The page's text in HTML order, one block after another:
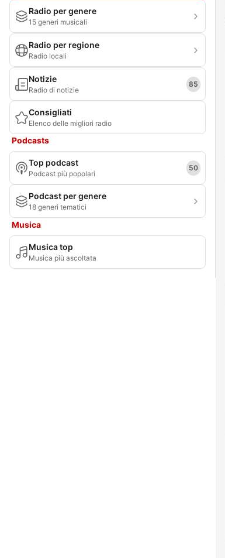
Radio per genere
15 generi musicali
Radio per regione
Radio locali
Notizie
Radio di notizie
85
Consigliati
Elenco delle migliori radio
Podcasts
Top podcast
Podcast più popolari
50
Podcast per genere
18 generi tematici
Musica
Musica top
Musica più ascoltata